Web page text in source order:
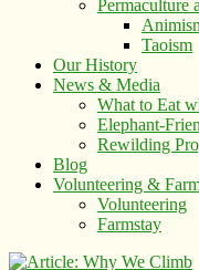
Permaculture
Taoism
Our History
News & Media
What to Eat
Elephant-
Rewilding
Blog
Volunteering &
Volunteering
Farmstay